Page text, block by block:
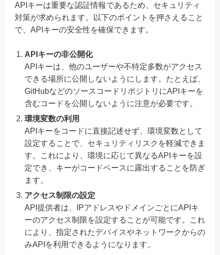
APIキーは重要な認証情報であるため、セキュリティ
対策が求められます。以下のポイントを押さえること
で、APIキーの安全性を確保できます。
APIキーの非公開化
APIキーは、他のユーザーや不特定多数がアクセス
できる場所に公開しないようにします。たとえば、
GitHubなどのソースコードリポジトリにAPIキーを
含むコードを公開しないように注意が必要です。
環境変数の利用
APIキーをコードに直接記述せず、環境変数として
設定することで、セキュリティリスクを軽減できま
す。これにより、環境に応じて異なるAPIキーを設
定でき、キーがコードベースに露出することを防ぎ
ます。
アクセス制限の設定
API提供者は、IPアドレスやドメインごとにAPIキ
ーのアクセス制限を設定することが可能です。これ
により、指定されたデバイスやネットワークからの
みAPIを利用できるようになります。